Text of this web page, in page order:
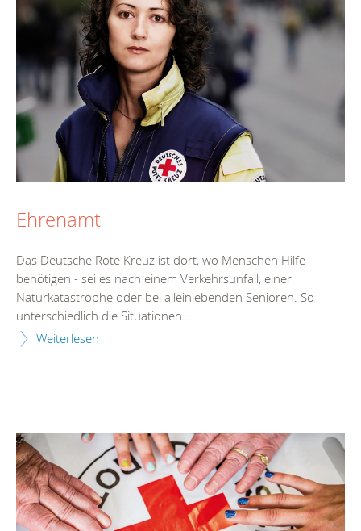
Ehrenamt
Das Deutsche Rote Kreuz ist dort, wo Menschen Hilfe
benötigen - sei es nach einem Verkehrsunfall, einer
Naturkatastrophe oder bei alleinlebenden Senioren. So
unterschiedlich die Situationen...
Weiterlesen